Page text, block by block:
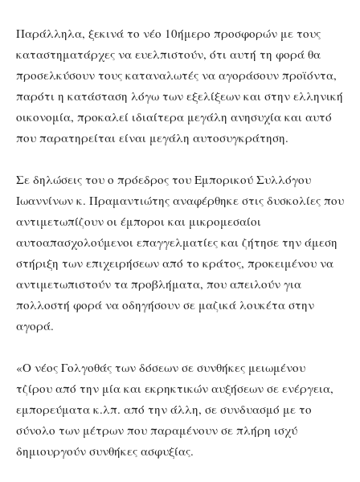
Παράλληλα, ξεκινά το νέο 10ήμερο προσφορών με τους
καταστηματάρχες να ευελπιστούν, ότι αυτή τη φορά θα
προσελκύσουν τους καταναλωτές να αγοράσουν προϊόντα,
παρότι η κατάσταση λόγω των εξελίξεων και στην ελληνική
οικονομία, προκαλεί ιδιαίτερα μεγάλη ανησυχία και αυτό
που παρατηρείται είναι μεγάλη αυτοσυγκράτηση.
Σε δηλώσεις του ο πρόεδρος του Εμπορικού Συλλόγου
Ιωαννίνων κ. Πραμαντιώτης αναφέρθηκε στις δυσκολίες που
αντιμετωπίζουν οι έμποροι και μικρομεσαίοι
αυτοαπασχολούμενοι επαγγελματίες και ζήτησε την άμεση
στήριξη των επιχειρήσεων από το κράτος, προκειμένου να
αντιμετωπιστούν τα προβλήματα, που απειλούν για
πολλοστή φορά να οδηγήσουν σε μαζικά λουκέτα στην
αγορά.
«Ο νέος Γολγοθάς των δόσεων σε συνθήκες μειωμένου
τζίρου από την μία και εκρηκτικών αυξήσεων σε ενέργεια,
εμπορεύματα κ.λπ. από την άλλη, σε συνδυασμό με το
σύνολο των μέτρων που παραμένουν σε πλήρη ισχύ
δημιουργούν συνθήκες ασφυξίας.